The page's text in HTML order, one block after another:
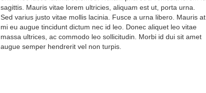
sagittis. Mauris vitae lorem ultricies, aliquam est ut, porta urna.
Sed varius justo vitae mollis lacinia. Fusce a urna libero. Mauris at
mi eu augue tincidunt dictum nec id leo. Donec aliquet leo vitae
massa ultrices, ac commodo leo sollicitudin. Morbi id dui sit amet
augue semper hendrerit vel non turpis.